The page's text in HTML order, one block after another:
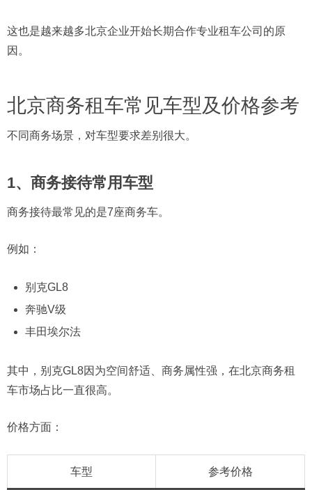
这也是越来越多北京企业开始长期合作专业租车公司的原
因。
北京商务租车常见车型及价格参考
不同商务场景，对车型要求差别很大。
1、商务接待常用车型
商务接待最常见的是7座商务车。
例如：
别克GL8
奔驰V级
丰田埃尔法
其中，别克GL8因为空间舒适、商务属性强，在北京商务租
车市场占比一直很高。
价格方面：
车型 参考价格